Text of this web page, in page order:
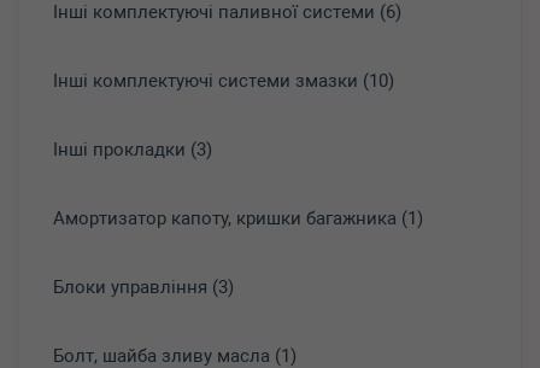
Інші комплектуючі паливної системи (6)
Інші комплектуючі системи змазки (10)
Інші прокладки (3)
Амортизатор капоту, кришки багажника (1)
Блоки управління (3)
Болт, шайба зливу масла (1)